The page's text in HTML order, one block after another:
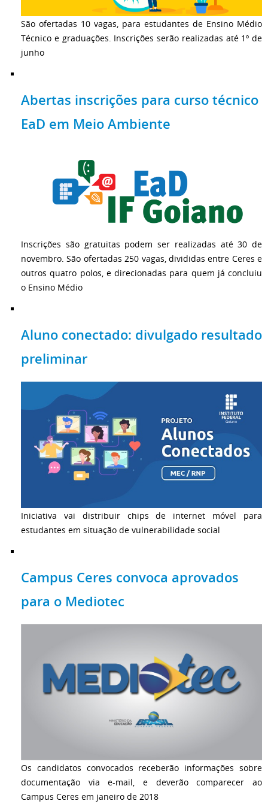
São ofertadas 10 vagas, para estudantes de Ensino Médio
Técnico e graduações. Inscrições serão realizadas até 1º de
junho
Abertas inscrições para curso técnico
EaD em Meio Ambiente
Inscrições são gratuitas podem ser realizadas até 30 de
novembro. São ofertadas 250 vagas, divididas entre Ceres e
outros quatro polos, e direcionadas para quem já concluiu
o Ensino Médio
Aluno conectado: divulgado resultado
preliminar
Iniciativa vai distribuir chips de internet móvel para
estudantes em situação de vulnerabilidade social
Campus Ceres convoca aprovados
para o Mediotec
Os candidatos convocados receberão informações sobre
documentação via e-mail, e deverão comparecer ao
Campus Ceres em janeiro de 2018